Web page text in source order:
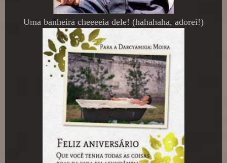
Uma banheira cheeeeia dele! (hahahaha, adorei!)